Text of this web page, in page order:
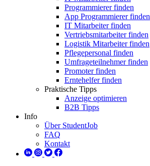
Programmierer finden
App Programmierer finden
IT Mitarbeiter finden
Vertriebsmitarbeiter finden
Logistik Mitarbeiter finden
Pflegepersonal finden
Umfrageteilnehmer finden
Promoter finden
Erntehelfer finden
Praktische Tipps
Anzeige optimieren
B2B Tipps
Info
Über StudentJob
FAQ
Kontakt